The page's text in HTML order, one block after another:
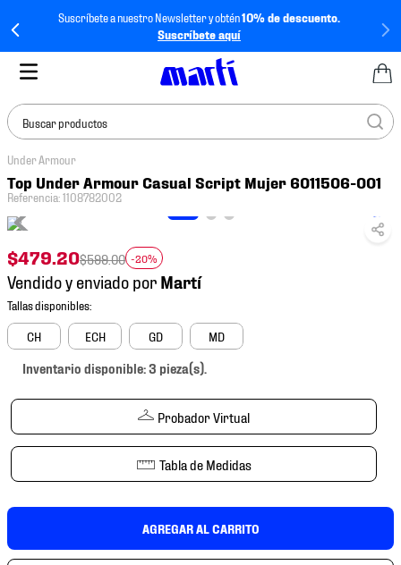
Suscríbete a nuestro Newsletter y obtén10% de descuento.
Suscríbete aquí
Buscar productos
Under Armour
Top Under Armour Casual Script Mujer 6011506-001
Referencia:1108782002
$479.20$599.00 -20%
Vendido y enviado por
CH ECH GD MD
Inventario disponible: 3 pieza(s).
Probador Virtual
Tabla de Medidas
AGREGAR AL CARRITO
TÉRMINOS MÁS
BUSCADOS
1.
2.
tenis hombre
3.
tenis
4.
tenis futbol
5.
mochila
6.
jersey
10. tenis nike